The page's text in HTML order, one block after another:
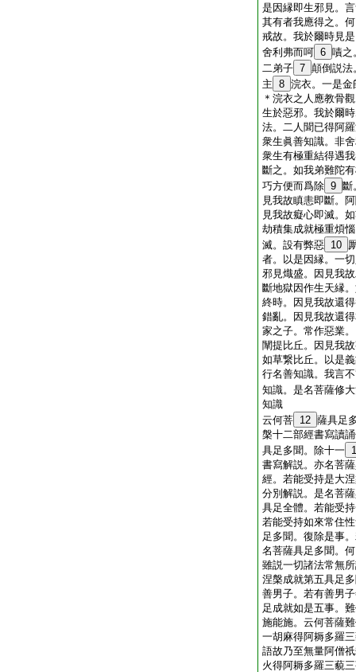
是因縁即生邪見。
其有者我應得之。
戒故。我於爾時見
舍利弗而呵 6 嘖之
二弟子 7 顛倒説法
主 8 浣衣。一是金
＊浣衣之人應教骨
生於惡邪。我於爾
法。二人聞已得阿
衆生眞善知識。非
衆生有極重結得遇
斷之。如我弟難陀
巧方便而爲除 9 斷
見我故瞋恚即斷。
見我故癡心即滅。
劫積集成就極重煩
滅。設有弊惡 10
者。以是因縁。一
邪見熾盛。因見我
斷地獄因作生天縁
終時。因見我故還
錯亂。因見我故還
家之子。常作惡業
闡提比丘。因見我
如草繋比丘。以是
行名善知識。我言
知識。是名菩薩修
知識
云何菩 12 薩具足
槃十二部經書寫讀
具足多聞。除十一
書寫解説。亦名菩
經。若能受持是大
分別解説。是名菩
具足全體。若能受
若能受持如來常住
足多聞。復除是事
名菩薩具足多聞。
雖説一切諸法常無
涅槃成就第五具足
善男子。若有善男
足成就如是五事。
施能施。云何菩薩
一胡麻得阿耨多羅
語故乃至無量阿僧
火得阿耨多羅三藐